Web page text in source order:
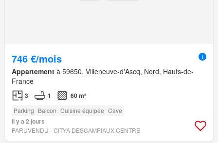
746 €/mois
Appartement à 59650, Villeneuve-d'Ascq, Nord, Hauts-de-
France
3 1 60 m²
Parking Balcon Cuisine équipée Cave
Il y a 2 jours
PARUVENDU - CITYA DESCAMPIAUX CENTRE